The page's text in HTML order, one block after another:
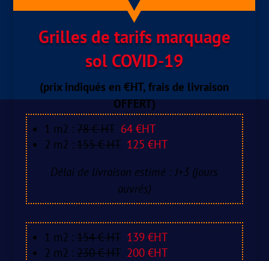
Grilles de tarifs marquage
sol COVID-19
(prix indiqués en €HT, frais de livraison
OFFERT)
1 m2 : 78 € HT 64 €HT
2 m2 : 155 € HT 125 €HT
Délai de livraison estimé : J+3 (jours
ouvrés)
1 m2 : 154 € HT 139 €HT
2 m2 : 230 € HT 200 €HT